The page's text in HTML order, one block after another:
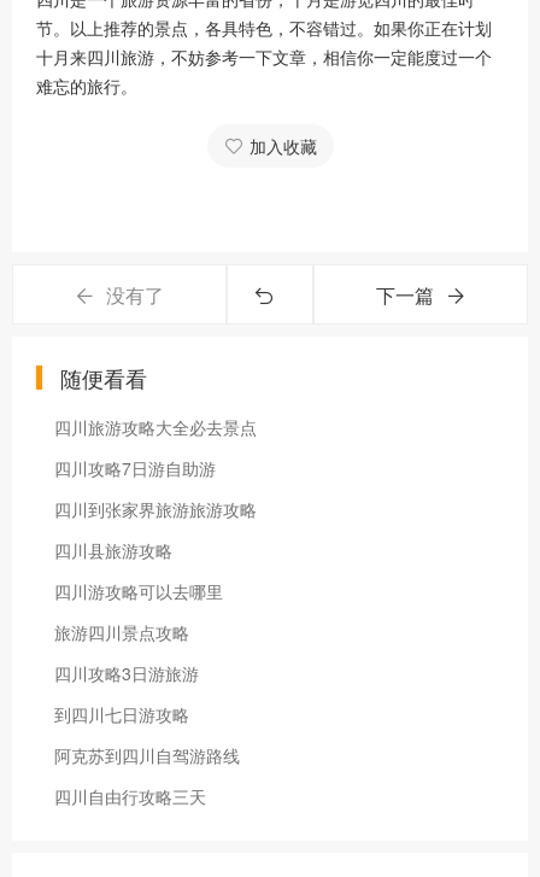
节。以上推荐的景点，各具特色，不容错过。如果你正在计划
十月来四川旅游，不妨参考一下文章，相信你一定能度过一个
难忘的旅行。
加入收藏
没有了 下一篇
随便看看
四川旅游攻略大全必去景点
四川攻略7日游自助游
四川到张家界旅游旅游攻略
四川县旅游攻略
四川游攻略可以去哪里
旅游四川景点攻略
四川攻略3日游旅游
到四川七日游攻略
阿克苏到四川自驾游路线
四川自由行攻略三天